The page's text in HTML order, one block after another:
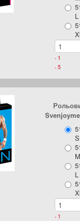
L
- 1
- 5
S
M
L
- 1